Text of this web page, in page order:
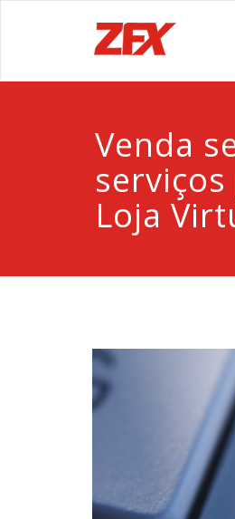
Venda
Loja